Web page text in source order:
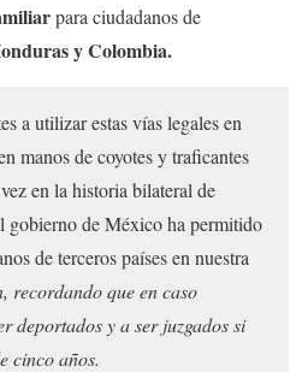
para ciudadanos de
y Colombia.
a utilizar estas vías legales en
manos de coyotes y traficantes
en la historia bilateral de
gobierno de México ha permitido
de terceros países en nuestra
recordando que en caso
deportados y a ser juzgados si
cinco años.